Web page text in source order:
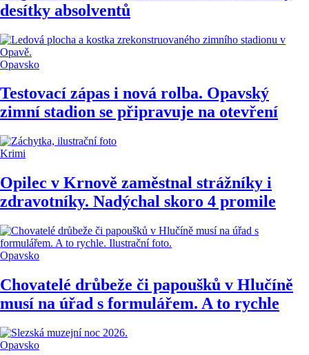
desítky absolventů
Opavsko
Testovací zápas i nová rolba. Opavský
zimní stadion se připravuje na otevření
Krimi
Opilec v Krnově zaměstnal strážníky i
zdravotníky. Nadýchal skoro 4 promile
Opavsko
Chovatelé drůbeže či papoušků v Hlučíně
musí na úřad s formulářem. A to rychle
Opavsko